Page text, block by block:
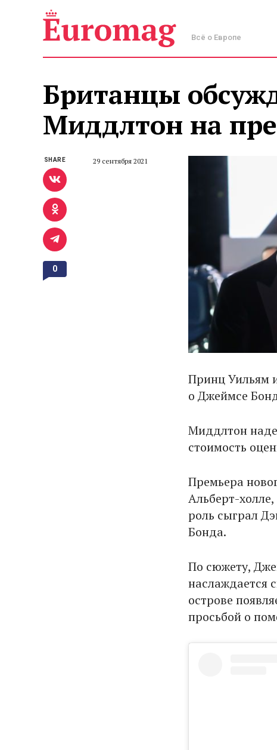
Всё о Европе
Британцы
Миддлтон на
29 сентября 2021
Принц Уильям
о Джеймсе
Миддлтон
стоимость
Премьера
Альберт-
роль сыграл
Бонда.
По сюжету,
наслаждается
острове
просьбой о
SHARE
0